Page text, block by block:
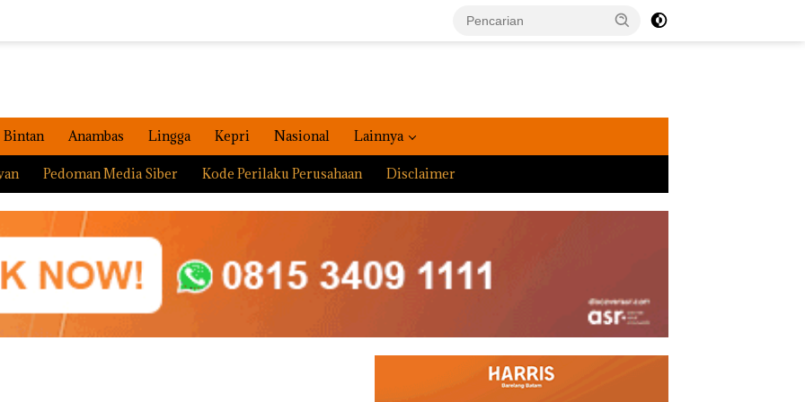
Bintan Anambas Lingga Kepri Nasional Lainnya
Pedoman Media Siber Kode Perilaku Perusahaan Disclaimer